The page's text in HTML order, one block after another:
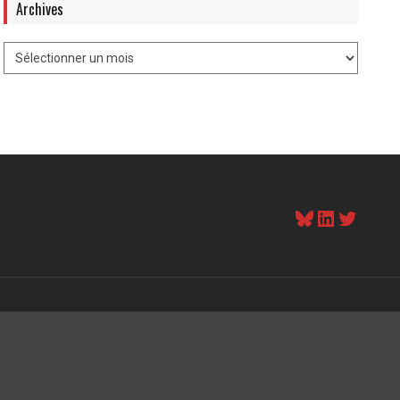
Archives
Bluesky